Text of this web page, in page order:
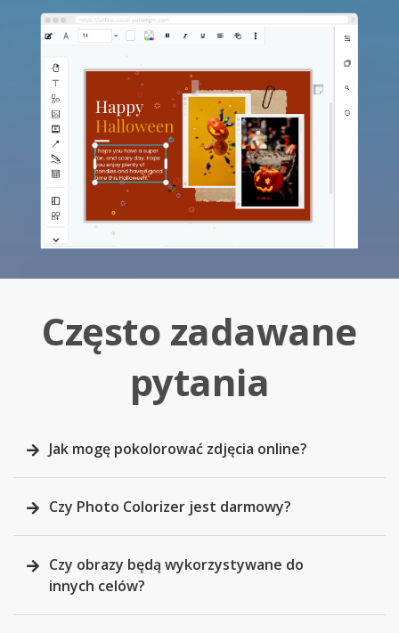
Często zadawane
pytania
Jak mogę pokolorować zdjęcia online?
Czy Photo Colorizer jest darmowy?
Czy obrazy będą wykorzystywane do
innych celów?